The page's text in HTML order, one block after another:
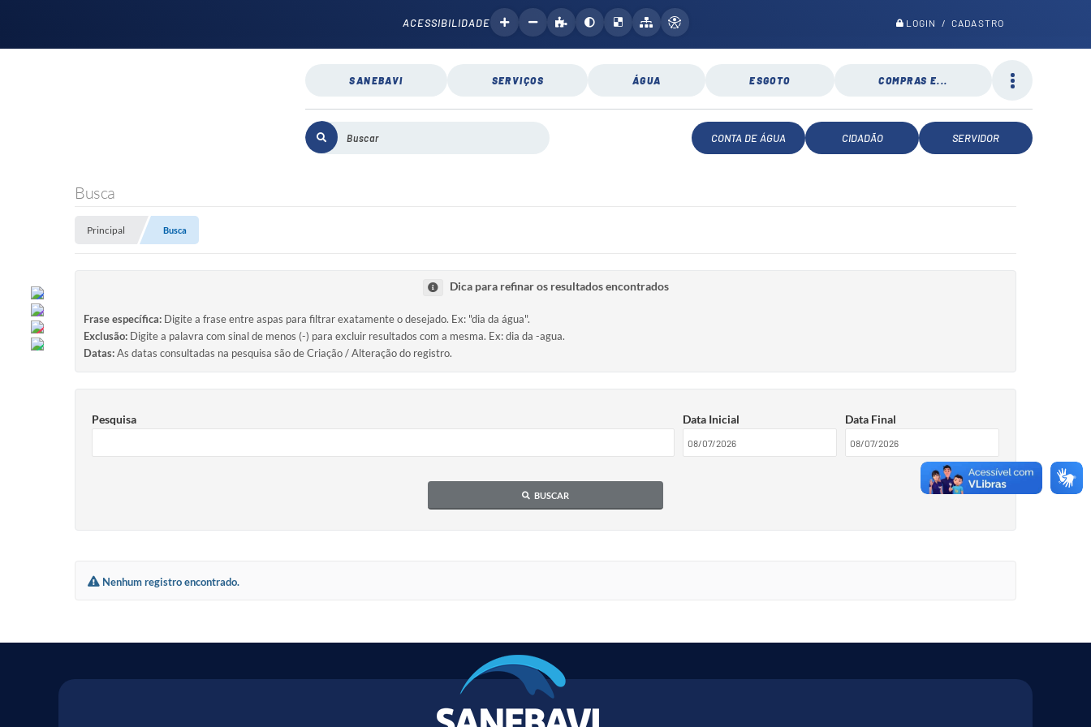
LOGIN / CADASTRO
SANEBAVI SERVIÇOS ÁGUA ESGOTO COMPRAS E...
CONTA DE ÁGUA CIDADÃO SERVIDOR
ACESSIBILIDADE
Busca
Principal Busca
Dica para refinar os resultados encontrados
Frase específica: Digite a frase entre aspas para filtrar exatamente o desejado. Ex: "dia da água".
Exclusão: Digite a palavra com sinal de menos (-) para excluir resultados com a mesma. Ex: dia da -agua.
Datas:As datas consultadas na pesquisa são de Criação / Alteração do registro.
Pesquisa Data Inicial Data Final
BUSCAR
Nenhum registro encontrado.